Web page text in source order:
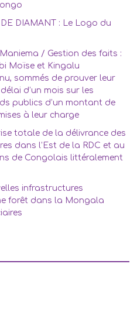
DIAMANT : Le Logo du
/ Gestion des faits :
Moïse et Kingalu
sommés de prouver leur
d’un mois sur les
publics d’un montant de
à leur charge
totale de la délivrance des
dans l’Est de la RDC et au
de Congolais littéralement
infrastructures
forêt dans la Mongala